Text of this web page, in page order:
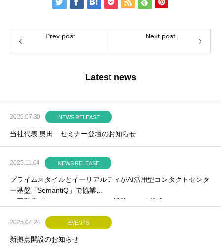
Prev post Next post
Latest news
2026.07.30 NEWS RELEASE
当社代表 奥田 セミナー登壇のお知らせ
2025.11.04 NEWS RELEASE
プライムスタイルとイーリアルティがAI活用型コンタクトセンタ
ー基盤「SemantiQ」で協業
～不動産プロパティマネジメント業務のDXを推進～
2025.04.24 EVENTS
新拠点開設のお知らせ